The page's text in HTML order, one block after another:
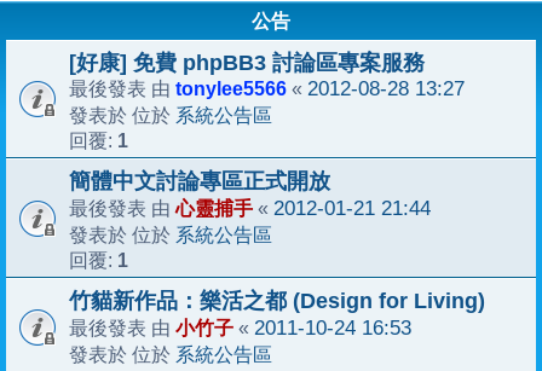
公告
[好康] 免費 phpBB3 討論區專案服務
最後發表 由 tonylee5566 « 2012-08-28 13:27
發表於 位於 系統公告區
回覆: 1
簡體中文討論專區正式開放
最後發表 由心靈捕手 « 2012-01-21 21:44
發表於 位於 系統公告區
回覆: 1
竹貓新作品：樂活之都 (Design for Living)
最後發表 由 小竹子 « 2011-10-24 16:53
發表於 位於 系統公告區